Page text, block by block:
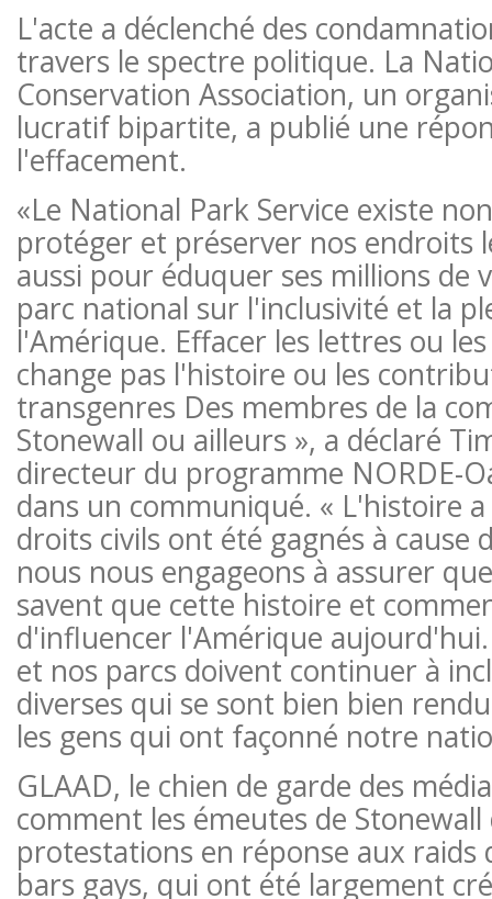
L'acte a déclenché des
travers le spectre politique. La
Conservation Association, un
lucratif bipartite, a publié une
l'effacement.
«Le National Park Service existe
protéger et préserver nos endroits
aussi pour éduquer ses millions de
parc national sur l'inclusivité et la
l'Amérique. Effacer les lettres ou
change pas l'histoire ou les
transgenres Des membres de la
Stonewall ou ailleurs », a déclaré
directeur du programme NORDE-
dans un communiqué. « L'histoire
droits civils ont été gagnés à cause
nous nous engageons à assurer
savent que cette histoire et
d'influencer l'Amérique
et nos parcs doivent continuer à
diverses qui se sont bien bien
les gens qui ont façonné notre
GLAAD, le chien de garde des
comment les émeutes de Stonewall
protestations en réponse aux raids
bars gays, qui ont été largement